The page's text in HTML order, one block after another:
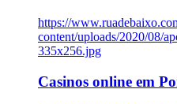
https://
content/uploads/2020/08/
335x256.jpg
Casinos online em